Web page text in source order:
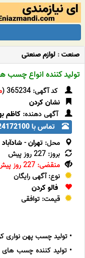
صنعت: لوازم صنعتی
تولید کننده انواع چسب
کد آگهی: 365234 (
نشان کردن
آگهی دهنده: کاظم
تماس با 09124172100
محل: تهران-شادآباد
بروز: 227 روز پیش
منقضی: 227 روز پیش
نوع: آگهی رایگان
فالو کردن
قیمت: توافقی
• تولید چسب پهن نواری کریستال 5